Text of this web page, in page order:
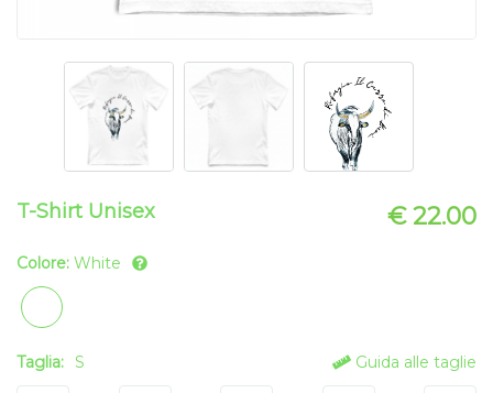
T-Shirt Unisex € 22.00
Colore: White
Taglia: S Guida alle taglie